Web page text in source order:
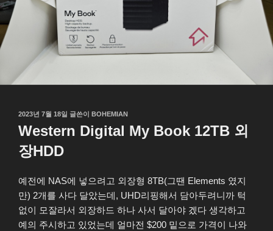
작
성
일
자
2023년 7월 18일 글쓴이 BOHEMIAN
Western Digital My Book 12TB 외
장HDD
예전에 NAS에 넣으려고 외장형 8TB(그땐 Elements 였지
만) 2개를 사다 달았는데, UHD리핑해서 담아두려니까 턱
없이 모잘라서 외장하드 하나 사서 달아야 겠다 생각하고
예의 주시하고 있었는데 얼마전 $200 밑으로 가격이 나와